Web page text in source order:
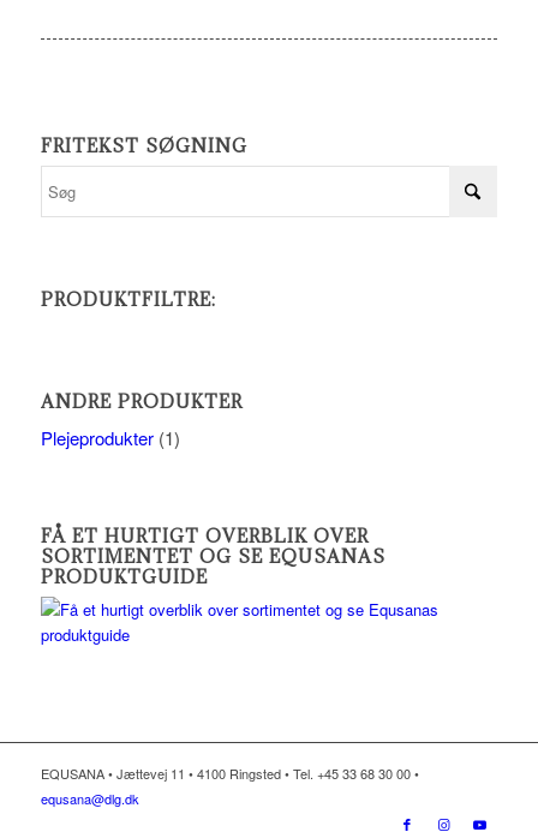
FRITEKST SØGNING
PRODUKTFILTRE:
ANDRE PRODUKTER
Plejeprodukter (1)
FÅ ET HURTIGT OVERBLIK OVER
SORTIMENTET OG SE EQUSANAS
PRODUKTGUIDE
EQUSANA • Jættevej 11 • 4100 Ringsted • Tel. +45 33 68 30 00 •
equsana@dlg.dk